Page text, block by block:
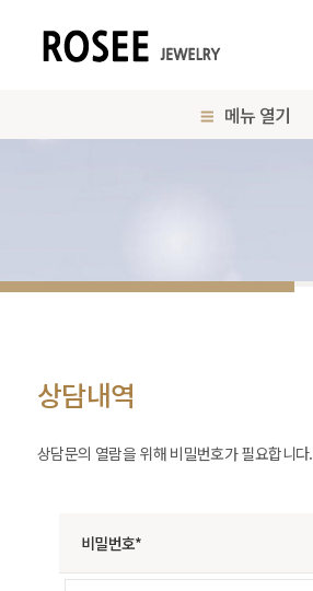
메뉴 열기
상담내역
상담문의 열람을 위해 비밀번호가 필요합니다.
비밀번호*